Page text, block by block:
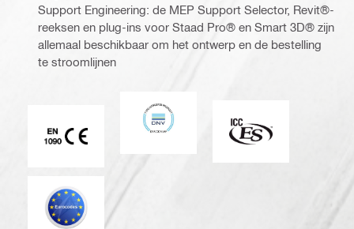
Support Engineering: de MEP Support Selector, Revit®-
reeksen en plug-ins voor Staad Pro® en Smart 3D® zijn
allemaal beschikbaar om het ontwerp en de bestelling
te stroomlijnen
CE EN 1090 markering
DNV
Eurocode